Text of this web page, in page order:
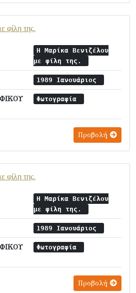
φίλη της.
Η Μαρίκα Βενιζέλου
με φίλη της.
1989 Ιανουάριος
Φωτογραφία
Προβολή
φίλη της.
Η Μαρίκα Βενιζέλου
με φίλη της.
1989 Ιανουάριος
Φωτογραφία
Προβολή